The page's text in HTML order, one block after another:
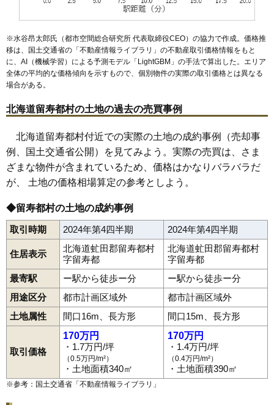
※水谷昂太郎氏（都市空間総合研究所 代表取締役CEO）の協力で作成。価格推
移は、国土交通省の「不動産情報ライブラリ 」の不動産取引価格情報をもと
に、AI（機械学習）による予測モデル「LightGBM」の手法で算出した。エリア
全体の平均的な価格傾向を示すもので、個別物件の実際の取引価格とは異なる
場合がある。
北海道留寿都村の土地の過去の売買事例
北海道留寿都村付近での実際の土地の成約事例（売却事
例、国土交通省公開）を見てみよう。実際の売買は、さま
ざまな物件が含まれているため、価格はかなりバラバラだ
が、 土地の価格相場算定の参考としよう。
◆留寿都村の土地の成約事例
取引時期 2024年第4四半期 2024年第4四半期
住居表示
北海道虻田郡留寿都村
字留寿都
北海道虻田郡留寿都村
字留寿都
最寄駅
ー駅から徒歩ー分
ー駅から徒歩ー分
用途区分
都市計画区域外
都市計画区域外
土地属性
間口16m、長方形 間口15m、長方形
取引価格
170万円
・1.7万円/坪
（0.5万円/m²）
・土地面積340㎡
170万円
・1.4万円/坪
（0.4万円/m²）
・土地面積390㎡
※参考：国土交通省「不動産情報ライブラリ 」